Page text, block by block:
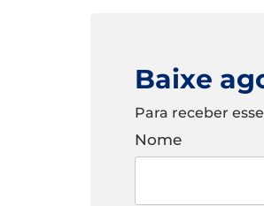
Baixe
Para receber
Nome